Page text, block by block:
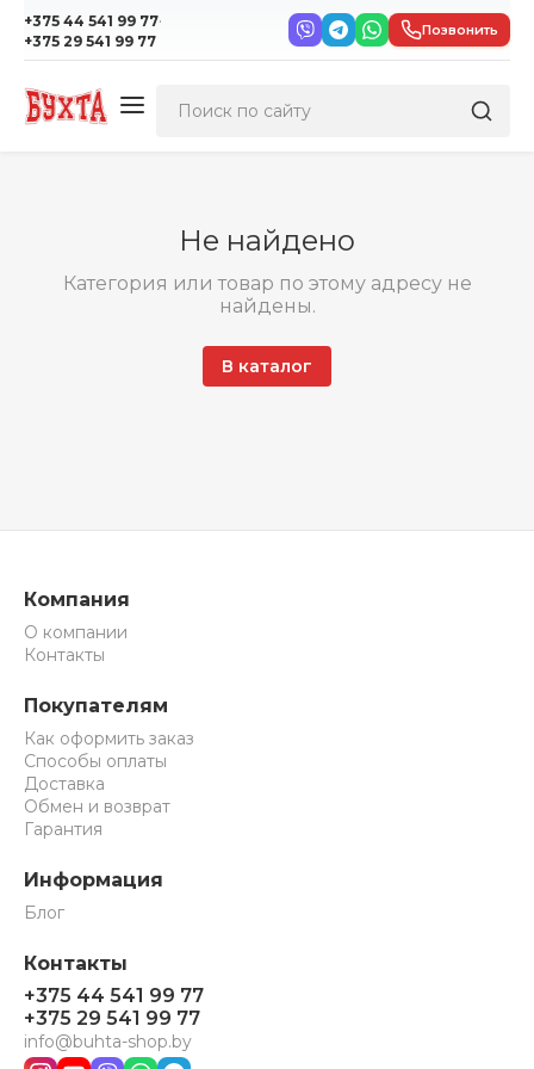
+375 44 541 99 77·
+375 29 541 99 77
Позвонить
Не найдено
Категория или товар по этому адресу не
найдены.
В каталог
Компания
О компании
Контакты
Покупателям
Как оформить заказ
Способы оплаты
Доставка
Обмен и возврат
Гарантия
Информация
Блог
Контакты
+375 44 541 99 77
+375 29 541 99 77
info@buhta-shop.by